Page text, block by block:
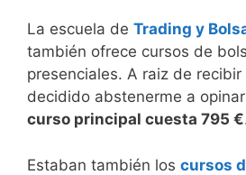
La escuela de Trading y
también ofrece cursos de
presenciales. A raiz de recibir
decidido abstenerme a
curso principal cuesta 795 €
Estaban también los cursos